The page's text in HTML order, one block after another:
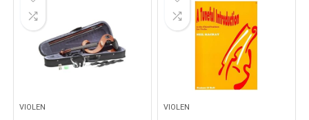
VIOLEN VIOLEN